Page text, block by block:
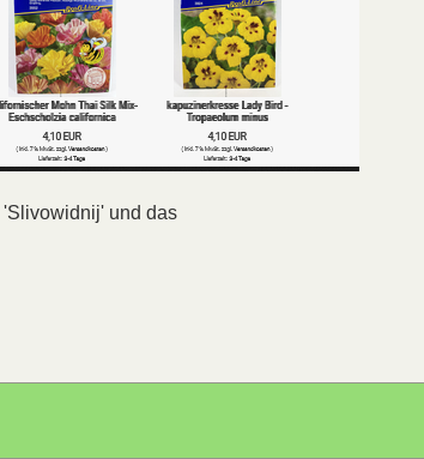
'Slivowidnij' und das